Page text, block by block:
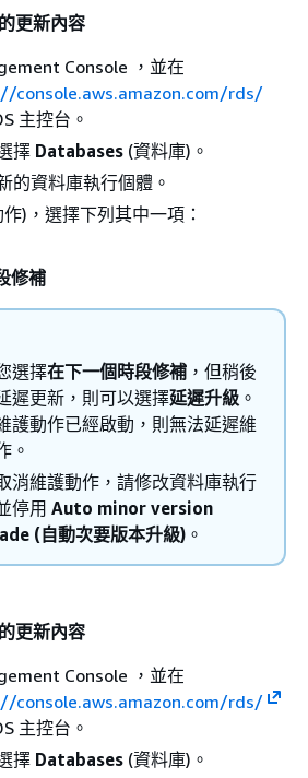
的更新內容​
Console ，並在
console.aws.amazon.com/rds/
主控台。
擇 Databases (資料庫)。
的資料庫執行個體 。
作)，選擇下列其中一項：
修補
選擇在下一個時段修補 ，但稍後
遲更新，則可以選擇延遲升級 。
護動作已經啟動，則無法延遲維
。
消維護動作，請修改資料庫執行
停用 Auto minor version
(自動次要版本升級) 。
的更新內容​
Console ，並在
console.aws.amazon.com/rds/
主控台。
擇 Databases (資料庫)。